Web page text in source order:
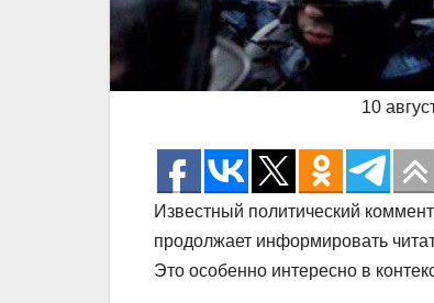
10
Известный политический
продолжает информировать
Это особенно интересно в